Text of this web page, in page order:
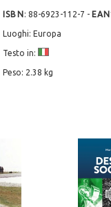
ISBN : 88-6923-112-7 -
Luoghi: Europa
Testo in:
Peso: 2.38 kg